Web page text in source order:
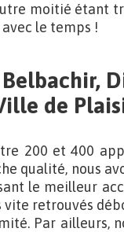
moitié étant
le temps !
de
200 et 400
qualité, nous
le meilleur
retrouvés
Par ailleurs,